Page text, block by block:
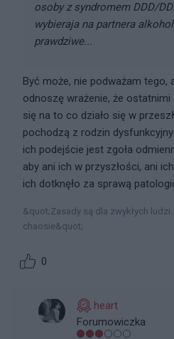
osoby z syndromem DDD/
wybieraja na partnera
prawdziwe...
Być może, nie podważam tego,
odnoszę wrażenie, że
się na to co działo się w
pochodzą z rodzin
ich podejście jest zgoła
aby ani ich w przyszłości, ani
ich dotknęło za sprawą
‎&quot;Zasady są dla zwykłych
chaosie&quot;
0
heart
Forumowiczka